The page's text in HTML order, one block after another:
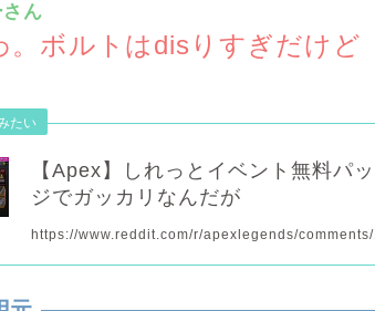
ん
。ボルトはdisりすぎだけど
【Apex】しれっとイベント無料パ
ジでガッカリなんだが
https://www.reddit.com/r/apexlegends/